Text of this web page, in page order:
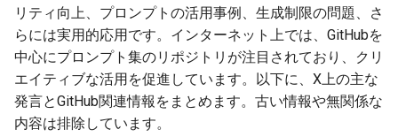
c
h
2026-07-07
2026-07-06
2026-07-05
2025-12-21
2025-12-20
2025-12-19
2026-07-07
2026-07-06
2026-07-05
2025-12-21
2025-12-20
2025-12-19
2026-04-26
2026-04-19
2026-04-15
2026-05-03
2026-04-26
2026-04-19
2025-10-26
2025-10-19
2025-10-12
2026-05-03
2026-04-26
2026-04-19
2026-05-03
2026-04-26
2026-04-19
2025-10-19
2025-10-12
2025-10-05
2026-07-07
2026-07-05
2026-07-04
2026-05-03
2026-04-26
2026-04-19
2025-10-19
2025-10-12
2025-10-05
2026-04-19
2026-04-12
2026-04-07
2026-07-06
2026-07-05
2026-07-04
2025-12-21
2025-12-20
2025-12-19
2026-05-03
2026-04-26
2026-04-19
2026-07-06
2026-07-05
2026-07-04
2026-05-18
2026-07-05
2026-07-04
2026-07-02
2026-05-03
2026-04-26
2026-04-19
リティ向上、プロンプトの活用事例、生成制限の問題、さ
らには実用的応用です。インターネット上では、GitHubを
中心にプロンプト集のリポジトリが注目されており、クリ
エイティブな活用を促進しています。以下に、X上の主な
発言とGitHub関連情報をまとめます。古い情報や無関係な
内容は排除しています。